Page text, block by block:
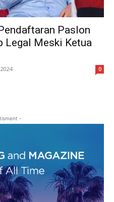
Paslon
Legal Meski Ketua
0
-